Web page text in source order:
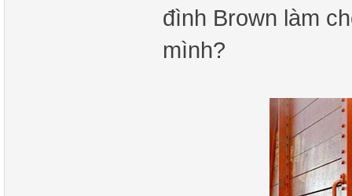
đình Brown làm
mình?